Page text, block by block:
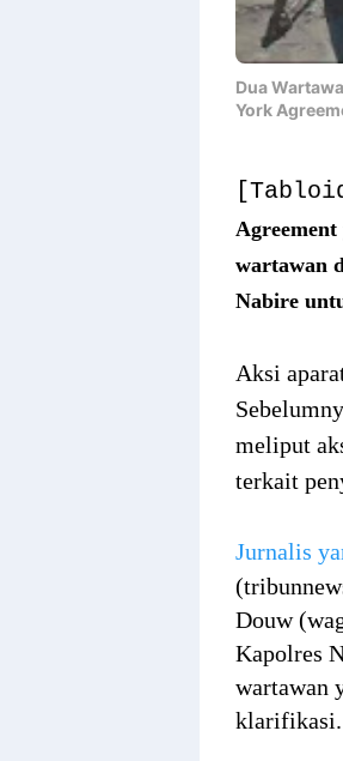
Dua
York
wartawan
Nabire
Aksi
meliput
terkait
Jurnalis
Douw
Kapolres
wartawan
klarifikasi.